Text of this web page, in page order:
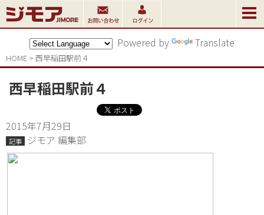
Powered by Translate
HOME > 西早稲田駅前４
西早稲田駅前４
2015年7月29日
記事 ジモア 編集部